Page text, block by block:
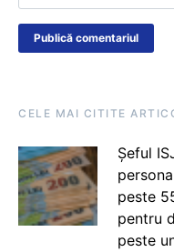
CELE MAI CITITE
Șeful
peste
pentru
peste